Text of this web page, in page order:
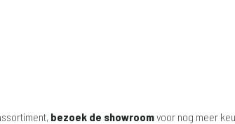
bezoek de showroomvoor nog meer